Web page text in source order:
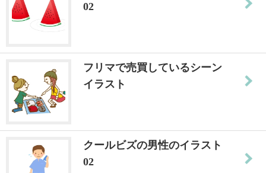
02
フリマで売買しているシーン
イラスト
クールビズの男性のイラスト
02